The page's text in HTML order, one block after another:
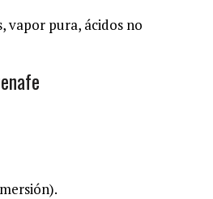
vapor pura, ácidos no